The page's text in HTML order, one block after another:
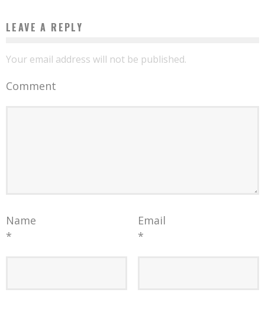
LEAVE A REPLY
Your email address will not be published.
Comment
Name
*
Email
*